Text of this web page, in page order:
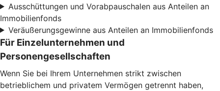
Ausschüttungen und Vorabpauschalen aus Anteilen an
Immobilienfonds
Veräußerungsgewinne aus Anteilen an Immobilienfonds
Für Einzelunternehmen und
Personengesellschaften
Wenn Sie bei Ihrem Unternehmen strikt zwischen
betrieblichem und privatem Vermögen getrennt haben,